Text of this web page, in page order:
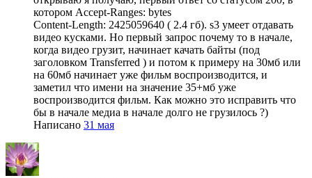
котором Accept-Ranges: bytes
Content-Length: 2425059640 ( 2.4 гб). s3 умеет отдавать
видео кусками. Но первый запрос почему то в начале,
когда видео грузит, начинает качать байты (под
заголовком Transferred ) и потом к примеру на 30мб или
на 60мб начинает уже фильм воспроизводится, и
заметил что имени на значение 35+мб уже
воспроизводится фильм. Как можно это исправить что
бы в начале медиа в начале долго не грузилось ?)
Написано 31 мая